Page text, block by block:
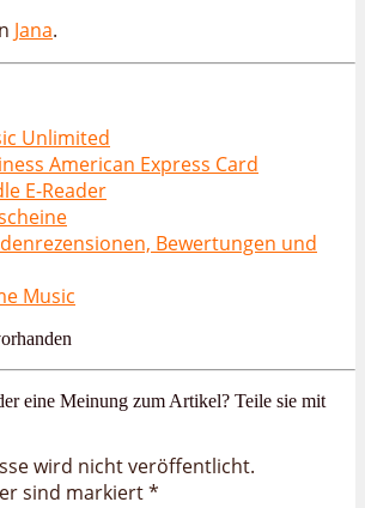
Jana.
Unlimited
American Express Card
E-Reader
Bewertungen und
Music
eine Meinung zum Artikel? Teile sie mit
wird nicht veröffentlicht.
sind markiert *